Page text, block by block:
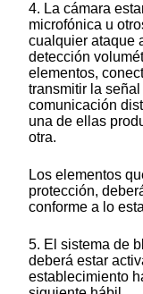
4. La cámara
microfónica u
cualquier ataque
detección
elementos,
transmitir la
comunicación
una de ellas
otra.
Los elementos
protección,
conforme a lo
5. El sistema de
deberá estar
establecimiento